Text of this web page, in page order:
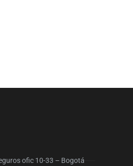
ofic 10-33 – Bogotá